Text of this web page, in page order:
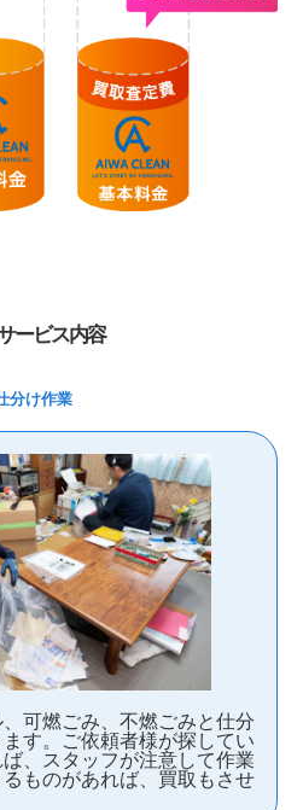
ービス内容
分け作業
可燃ごみ、不燃ごみと仕分
す。ご依頼者様が探してい
、スタッフが注意して作業
ものがあれば、買取もさせ